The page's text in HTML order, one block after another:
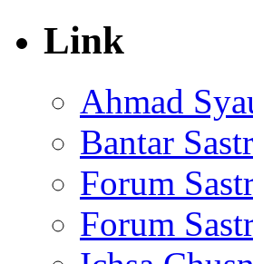
Link
Ahmad
Bantar
Forum
Forum